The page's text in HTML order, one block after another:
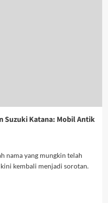
Suzuki Katana: Mobil Antik
nama yang mungkin telah
kembali menjadi sorotan.